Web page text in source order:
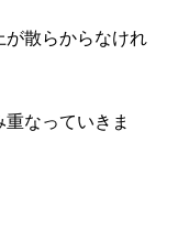
が散らからなけれ
なっていきま